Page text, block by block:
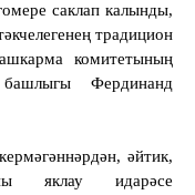
саклап калынды,
традицион
комитетының
Фердинанд
әйтик,
яклау идарәсе